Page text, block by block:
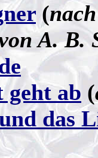
(
A. B.
geht ab (
das